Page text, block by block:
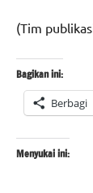
(Tim
Bagikan ini:
Berbagi
Menyukai ini: